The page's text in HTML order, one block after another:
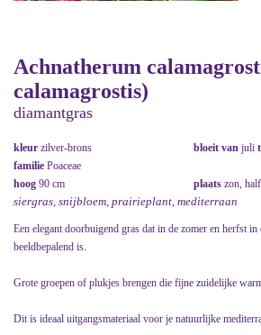
Achnatherum
calamagrostis)
diamantgras
kleur zilver-brons bloeit van juli
familie Poaceae
hoog 90 cm plaats zon,
siergras, snijbloem, prairieplant, mediterraan
Een elegant doorbuigend gras dat in de zomer en herfst
beeldbepalend is.
Grote groepen of plukjes brengen die fijne zuidelijke
Dit is ideaal uitgangsmateriaal voor je natuurlijke